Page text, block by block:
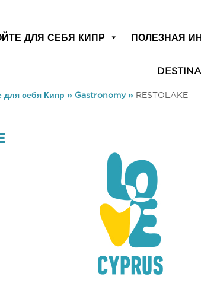
ДЛЯ СЕБЯ КИПР ПОЛЕЗНАЯ
для себя Кипр » Gastronomy» RESTOLAKE